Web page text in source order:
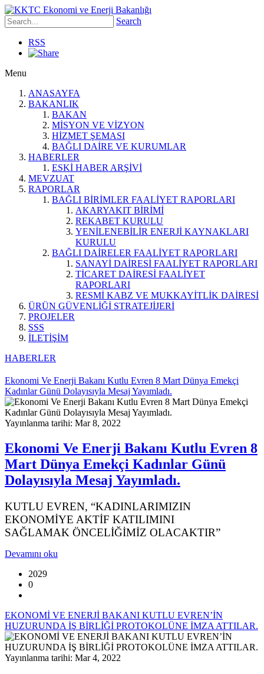
Search
RSS
Menu
ANASAYFA
BAKANLIK
BAKAN
MİSYON VE VİZYON
HİZMET ŞEMASI
BAĞLI DAİRE VE KURUMLAR
HABERLER
ESKİ HABER ARŞİVİ
MEVZUAT
RAPORLAR
BAĞLI BİRİMLER FAALİYET RAPORLARI
AKARYAKIT BİRİMİ
REKABET KURULU
YENİLENEBİLİR ENERJİ KAYNAKLARI
KURULU
BAĞLI DAİRELER FAALİYET RAPORLARI
SANAYİ DAİRESİ FAALİYET RAPORLARI
TİCARET DAİRESİ FAALİYET
RAPORLARI
RESMİ KABZ VE MUKKAYİTLİK DAİRESİ
ÜRÜN GÜVENLİĞİ STRATEJİJERİ
PROJELER
SSS
İLETİŞİM
HABERLER
Ekonomi Ve Enerji Bakanı Kutlu Evren 8 Mart Dünya Emekçi
Kadınlar Günü Dolayısıyla Mesaj Yayımladı.
Yayınlanma tarihi: Mar 8, 2022
Ekonomi Ve Enerji Bakanı Kutlu Evren 8
Mart Dünya Emekçi Kadınlar Günü
Dolayısıyla Mesaj Yayımladı.
KUTLU EVREN, “KADINLARIMIZIN
EKONOMİYE AKTİF KATILIMINI
SAĞLAMAK ÖNCELİĞİMİZ OLACAKTIR”
Devamını oku
2029
0
EKONOMİ VE ENERJİ BAKANI KUTLU EVREN’İN
HUZURUNDA İŞ BİRLİĞİ PROTOKOLÜNE İMZA ATTILAR.
Yayınlanma tarihi: Mar 4, 2022